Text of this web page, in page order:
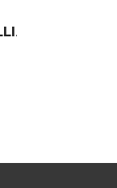
.